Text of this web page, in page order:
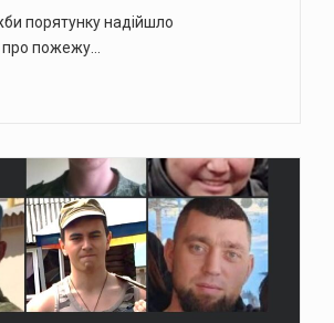
порятунку надійшло
пожежу…